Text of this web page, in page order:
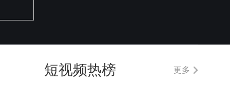
短视频热榜 更多